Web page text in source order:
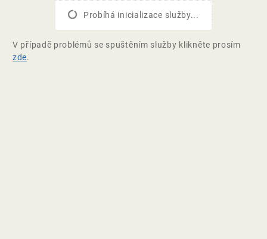
Probíhá inicializace služby...
V případě problémů se spuštěním služby klikněte prosím
zde.